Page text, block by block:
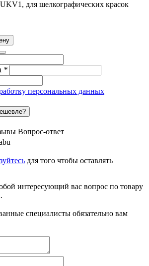
для шелкографических красок
*
персональных данных
Вопрос-ответ
для того чтобы оставлять
интересующий вас вопрос по товару
специалисты обязательно вам